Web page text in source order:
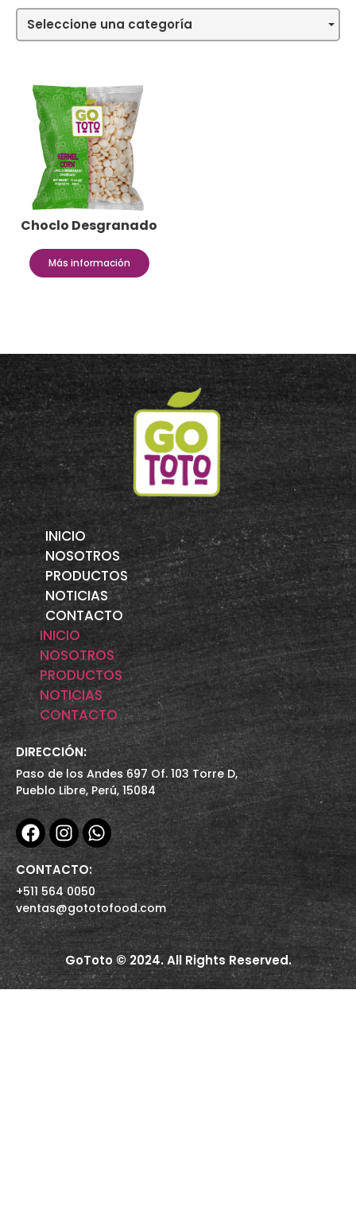
Seleccione una categoría
Choclo Desgranado
Más información
INICIO
NOSOTROS
PRODUCTOS
NOTICIAS
CONTACTO
INICIO
NOSOTROS
PRODUCTOS
NOTICIAS
CONTACTO
DIRECCIÓN:
Paso de los Andes 697 Of. 103 Torre D,
Pueblo Libre, Perú, 15084
CONTACTO:
+511 564 0050
ventas@gototofood.com
GoToto © 2024. All Rights Reserved.